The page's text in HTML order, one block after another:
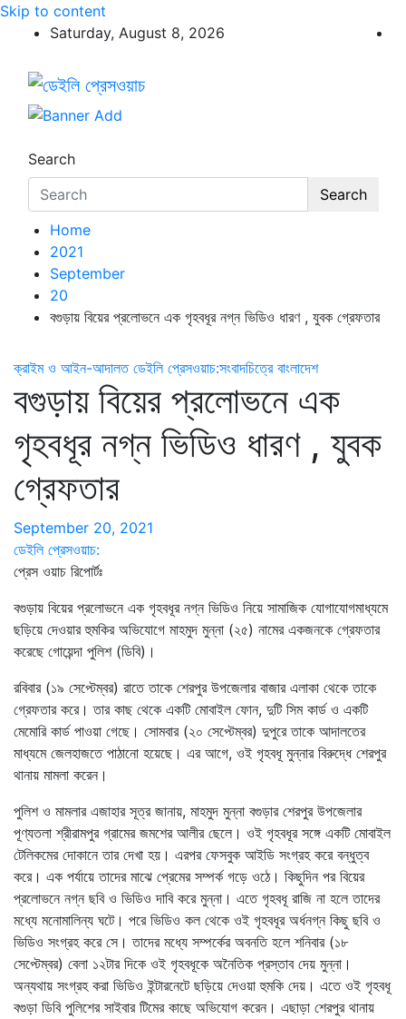
Skip to content
Saturday, August 8, 2026
ডেইলি প্রেসওয়াচ
ডেইলি প্রেসওয়াচ মুক্তিযুদ্ধের চেতনায় উদ্বুদ্ধ মুখপত্র
Search
Search
Home
2021
September
20
বগুড়ায় বিয়ের প্রলোভনে এক গৃহবধূর নগ্ন ভিডিও ধারণ , যুবক গ্রেফতার
ক্রাইম ও আইন-আদালত ডেইলি প্রেসওয়াচ:সংবাদচিত্রে বাংলাদেশ
বগুড়ায় বিয়ের প্রলোভনে এক
গৃহবধূর নগ্ন ভিডিও ধারণ , যুবক
গ্রেফতার
September 20, 2021
ডেইলি প্রেসওয়াচ:
প্রেস ওয়াচ রিপোর্টঃ
বগুড়ায় বিয়ের প্রলোভনে এক গৃহবধূর নগ্ন ভিডিও নিয়ে সামাজিক যোগাযোগমাধ্যমে
ছড়িয়ে দেওয়ার হুমকির অভিযোগে মাহমুদ মুন্না (২৫) নামের একজনকে গ্রেফতার
করেছে গোয়েন্দা পুলিশ (ডিবি)।
রবিবার (১৯ সেপ্টেম্বর) রাতে তাকে শেরপুর উপজেলার বাজার এলাকা থেকে তাকে
গ্রেফতার করে। তার কাছ থেকে একটি মোবাইল ফোন, দুটি সিম কার্ড ও একটি
মেমোরি কার্ড পাওয়া গেছে। সোমবার (২০ সেপ্টেম্বর) দুপুরে তাকে আদালতের
মাধ্যমে জেলহাজতে পাঠানো হয়েছে। এর আগে, ওই গৃহবধূ মুন্নার বিরুদ্ধে শেরপুর
থানায় মামলা করেন।
পুলিশ ও মামলার এজাহার সূত্র জানায়, মাহমুদ মুন্না বগুড়ার শেরপুর উপজেলার
পূণ্যতলা শ্রীরামপুর গ্রামের জমশের আলীর ছেলে। ওই গৃহবধূর সঙ্গে একটি মোবাইল
টেলিকমের দোকানে তার দেখা হয়। এরপর ফেসবুক আইডি সংগ্রহ করে বন্ধুত্ব
করে। এক পর্যায়ে তাদের মাঝে প্রেমের সম্পর্ক গড়ে ওঠে। কিছুদিন পর বিয়ের
প্রলোভনে নগ্ন ছবি ও ভিডিও দাবি করে মুন্না। এতে গৃহবধূ রাজি না হলে তাদের
মধ্যে মনোমালিন্য ঘটে। পরে ভিডিও কল থেকে ওই গৃহবধূর অর্ধনগ্ন কিছু ছবি ও
ভিডিও সংগ্রহ করে সে। তাদের মধ্যে সম্পর্কের অবনতি হলে শনিবার (১৮
সেপ্টেম্বর) বেলা ১২টার দিকে ওই গৃহবধূকে অনৈতিক প্রস্তাব দেয় মুন্না।
অন্যথায় সংগ্রহ করা ভিডিও ইন্টারনেটে ছড়িয়ে দেওয়া হুমকি দেয়। এতে ওই গৃহবধূ
বগুড়া ডিবি পুলিশের সাইবার টিমের কাছে অভিযোগ করেন। এছাড়া শেরপুর থানায়